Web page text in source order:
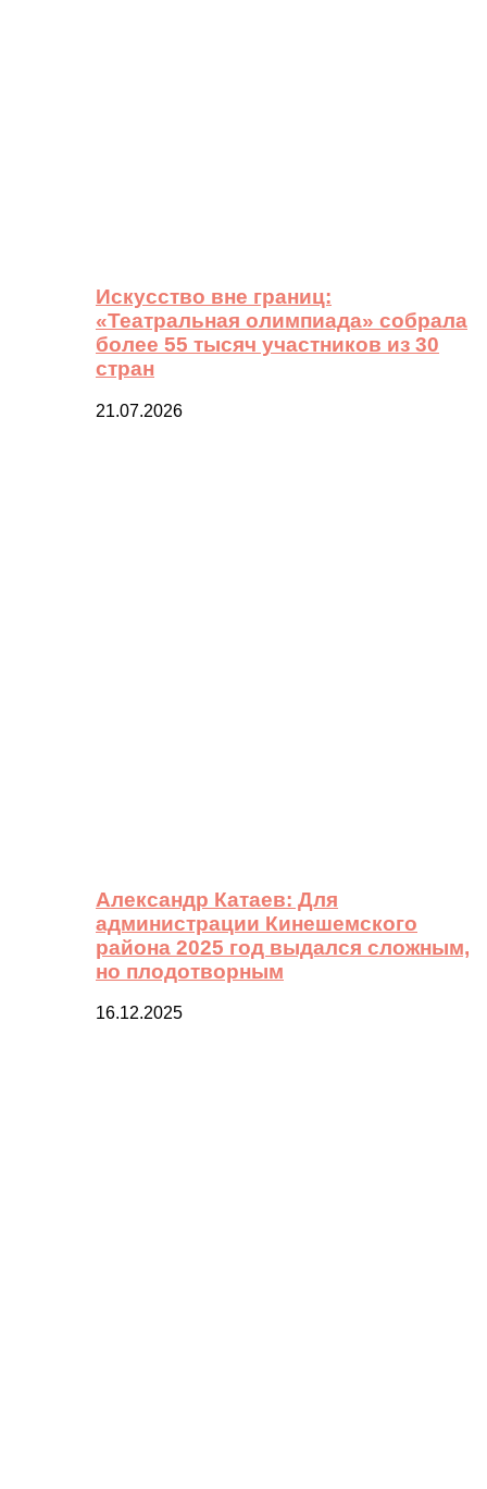
Искусство вне границ:
«Театральная олимпиада» собрала
более 55 тысяч участников из 30
стран
21.07.2026
Александр Катаев: Для
администрации Кинешемского
района 2025 год выдался сложным,
но плодотворным
16.12.2025